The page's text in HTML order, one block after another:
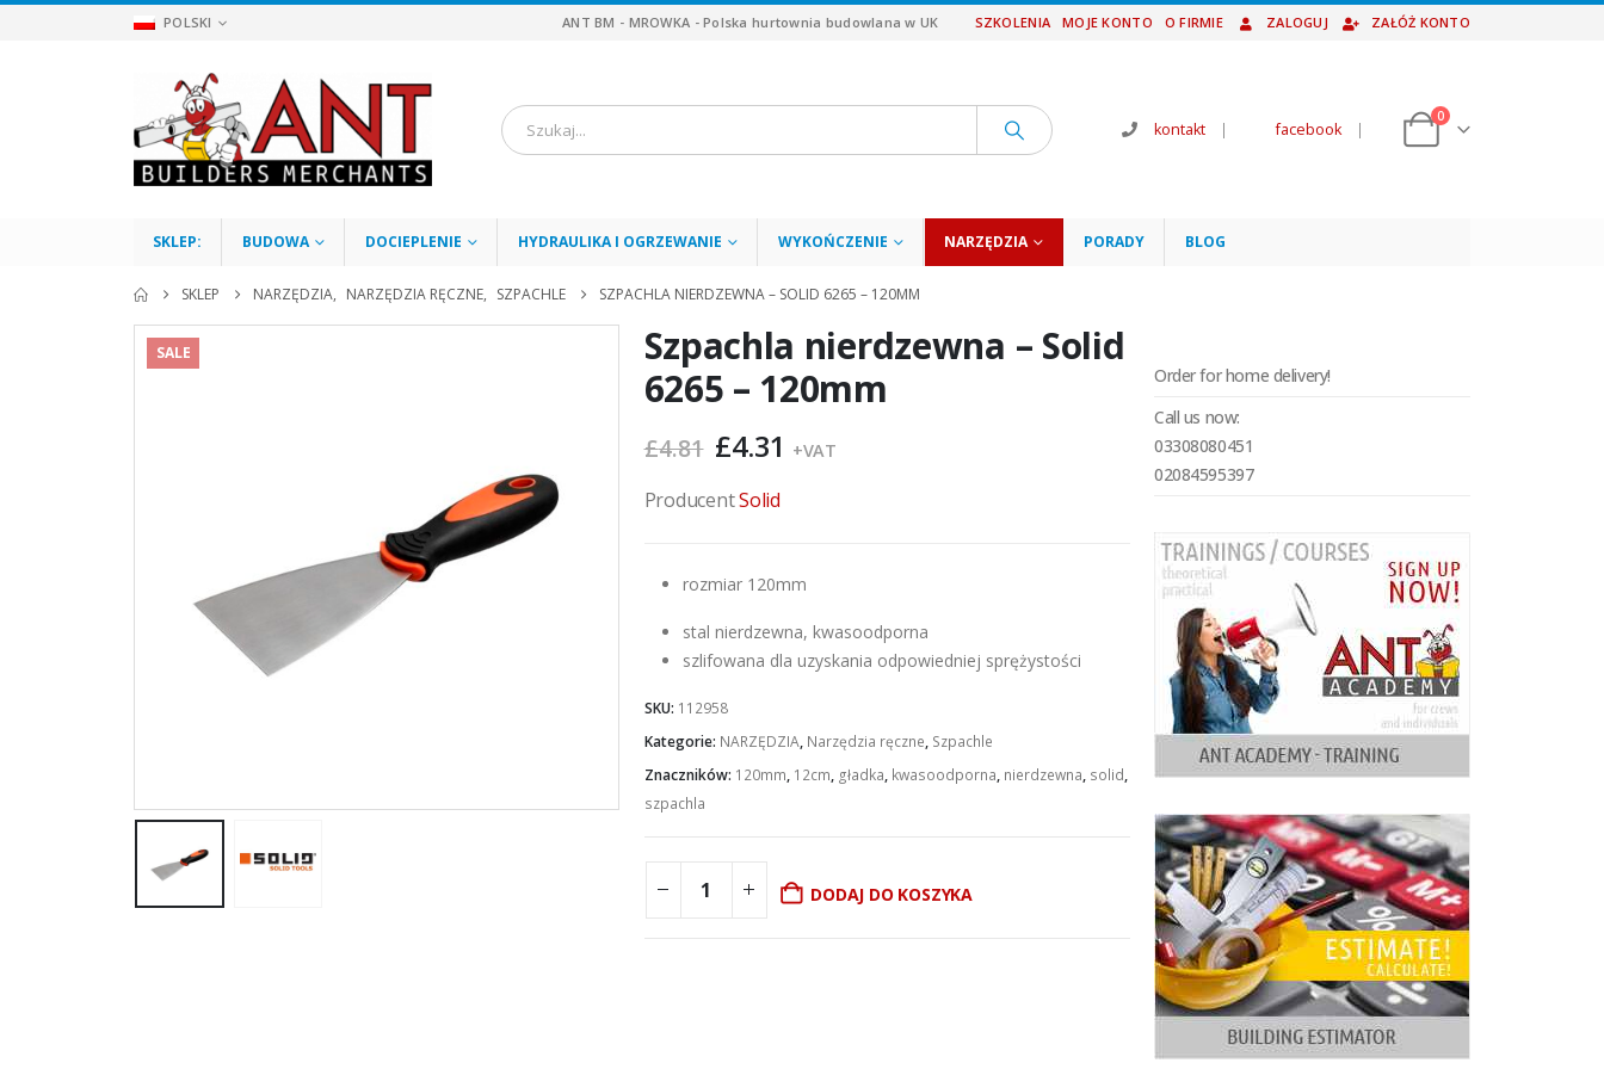
POLSKI ANT BM - MROWKA - Polska hurtownia budowlana w UK SZKOLENIA MOJE KONTO O FIRMIE ZALOGUJ ZAŁÓŻ KONTO
kontakt | facebook |
0
SKLEP: BUDOWA DOCIEPLENIE HYDRAULIKA I OGRZEWANIE WYKOŃCZENIE NARZĘDZIA PORADY BLOG
SKLEP NARZĘDZIA, NARZĘDZIA RĘCZNE, SZPACHLE SZPACHLA NIERDZEWNA – SOLID 6265 – 120MM
SALE
Szpachla nierdzewna – Solid
6265 – 120mm
£4.81 Pierwotna
wynosiła:
£4.31 Aktualna
+VAT
ProducentSolid
rozmiar 120mm
stal nierdzewna, kwasoodporna
szlifowana dla uzyskania odpowiedniej sprężystości
SKU: 112958
Kategorie: NARZĘDZIA, Narzędzia ręczne, Szpachle
Znaczników: 120mm, 12cm, gładka, kwasoodporna, nierdzewna, solid,
szpachla
DODAJ DO KOSZYKA
Order for home delivery!
Call us now:
03308080451
02084595397